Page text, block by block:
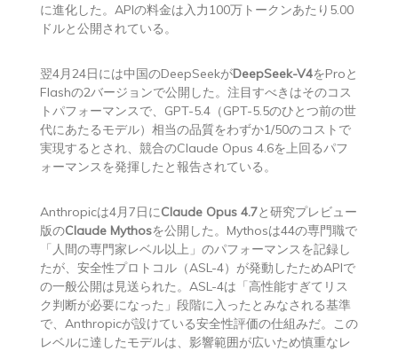
に進化した。APIの料金は入力100万トークンあたり5.00
ドルと公開されている。
翌4月24日には中国のDeepSeekがDeepSeek-V4をProと
Flashの2バージョンで公開した。注目すべきはそのコス
トパフォーマンスで、GPT-5.4（GPT-5.5のひとつ前の世
代にあたるモデル）相当の品質をわずか1/50のコストで
実現するとされ、競合のClaude Opus 4.6を上回るパフ
ォーマンスを発揮したと報告されている。
Anthropicは4月7日にClaude Opus 4.7と研究プレビュー
版のClaude Mythosを公開した。Mythosは44の専門職で
「人間の専門家レベル以上」のパフォーマンスを記録し
たが、安全性プロトコル（ASL-4）が発動したためAPIで
の一般公開は見送られた。ASL-4は「高性能すぎてリス
ク判断が必要になった」段階に入ったとみなされる基準
で、Anthropicが設けている安全性評価の仕組みだ。この
レベルに達したモデルは、影響範囲が広いため慎重なレ